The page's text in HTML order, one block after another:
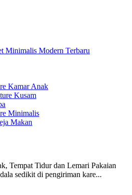
Minimalis Modern Terbaru
Kamar Anak
Kusam
Minimalis
Makan
Tempat Tidur dan Lemari Pakaian
sedikit di pengiriman kare...